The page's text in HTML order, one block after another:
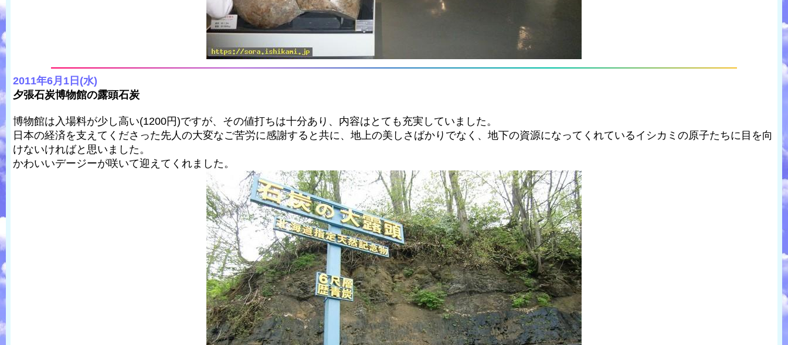
2011年6月1日(水)
夕張石炭博物館の露頭石炭
博物館は入場料が少し高い(1200円)ですが、その値打ちは十分あり、内容はとても充実していました。
日本の経済を支えてくださった先人の大変なご苦労に感謝すると共に、地上の美しさばかりでなく、地下の資源になってくれているイシカミの原子たちに目を向
けないければと思いました。
かわいいデージーが咲いて迎えてくれました。